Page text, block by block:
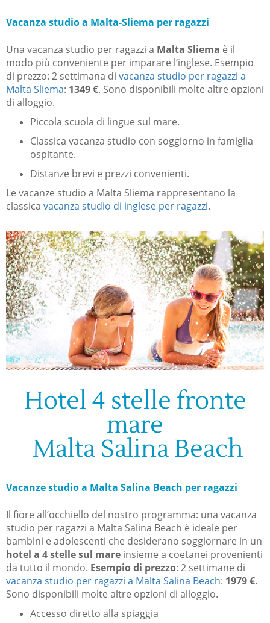
Vacanza studio a Malta-Sliema per ragazzi
Una vacanza studio per ragazzi a Malta Sliema è il
modo più conveniente per imparare l’inglese. Esempio
di prezzo: 2 settimana di vacanza studio per ragazzi a
Malta Sliema: 1349 €. Sono disponibili molte altre opzioni
di alloggio.
Piccola scuola di lingue sul mare.
Classica vacanza studio con soggiorno in famiglia
ospitante.
Distanze brevi e prezzi convenienti.
Le vacanze studio a Malta Sliema rappresentano la
classica vacanza studio di inglese per ragazzi.
Hotel 4 stelle fronte
mare
Malta Salina Beach
Vacanze studio a Malta Salina Beach per ragazzi
Il fiore all’occhiello del nostro programma: una vacanza
studio per ragazzi a Malta Salina Beach è ideale per
bambini e adolescenti che desiderano soggiornare in un
hotel a 4 stelle sul mare insieme a coetanei provenienti
da tutto il mondo. Esempio di prezzo: 2 settimane di
vacanza studio per ragazzi a Malta Salina Beach: 1979 €.
Sono disponibili molte altre opzioni di alloggio.
Accesso diretto alla spiaggia